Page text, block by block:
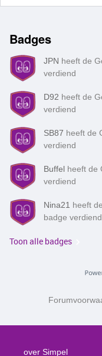
Badges
JPN heeft de
verdiend
D92 heeft de
verdiend
SB87 heeft de
verdiend
Buffel heeft de
verdiend
Nina21 heeft
badge verdiend
Toon alle badges
over Simpel